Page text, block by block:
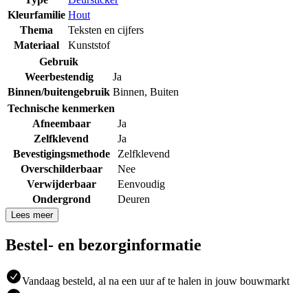
Kleurfamilie Hout
Thema
Teksten en cijfers
Materiaal
Kunststof
Gebruik
Weerbestendig
Ja
Binnen/buitengebruik Binnen, Buiten
Technische kenmerken
Afneembaar
Ja
Zelfklevend
Ja
Bevestigingsmethode
Zelfklevend
Overschilderbaar
Nee
Verwijderbaar
Eenvoudig
Ondergrond
Deuren
Lees meer
Bestel- en bezorginformatie
Vandaag besteld, al na een uur af te halen in jouw bouwmarkt